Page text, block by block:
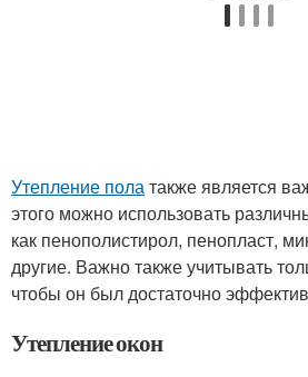
Утепление полатакже является
этого можно использовать
как пенополистирол, пенопласт,
другие. Важно также учитывать
чтобы он был достаточно
Утепление окон